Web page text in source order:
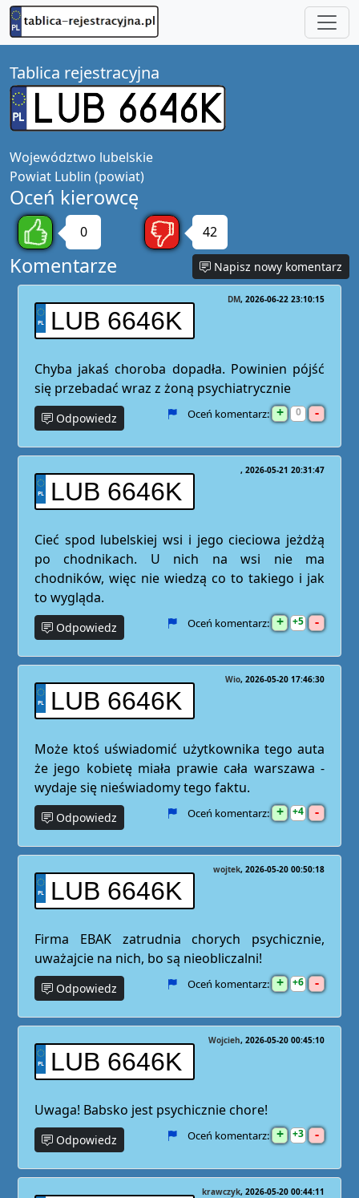
Tablica rejestracyjna
Województwo lubelskie
Powiat Lublin (powiat)
Oceń kierowcę
0 42
Komentarze Napisz nowy komentarz
LUB 6646K
DM 2026-06-22 23:10:15
Chyba jakaś choroba dopadła. Powinien pójść
się przebadać wraz z żoną psychiatrycznie
Odpowiedz Oceń komentarz: + 0 -
LUB 6646K
2026-05-21 20:31:47
Cieć spod lubelskiej wsi i jego cieciowa jeżdżą
po chodnikach. U nich na wsi nie ma
chodników, więc nie wiedzą co to takiego i jak
to wygląda.
Odpowiedz Oceń komentarz: + 5 -
LUB 6646K
Wio 2026-05-20 17:46:30
Może ktoś uświadomić użytkownika tego auta
że jego kobietę miała prawie cała warszawa -
wydaje się nieświadomy tego faktu.
Odpowiedz Oceń komentarz: + 4 -
LUB 6646K
wojtek 2026-05-20 00:50:18
Firma EBAK zatrudnia chorych psychicznie,
uważajcie na nich, bo są nieobliczalni!
Odpowiedz Oceń komentarz: + 6 -
LUB 6646K
Wojcieh 2026-05-20 00:45:10
Uwaga! Babsko jest psychicznie chore!
Odpowiedz Oceń komentarz: + 3 -
krawczyk 2026-05-20 00:44:11